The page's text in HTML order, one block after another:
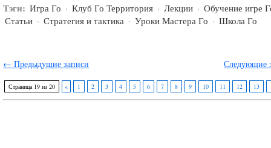
Тэги: Игра Го · Клуб Го Территория · Лекции · Обучение игре
Статьи · Стратегия и тактика · Уроки Мастера Го · Школа Го
← Предыдущие записи Следующие
Страница 19 из 20 « 1 2 3 4 5 6 7 8 9 10 11 12 13